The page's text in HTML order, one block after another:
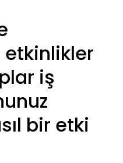
etkinlikler
iş
bir etki